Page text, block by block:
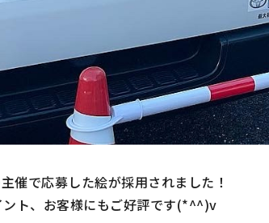
催で応募した絵が採用されました！
ト、お客様にもご好評です(*^^)v